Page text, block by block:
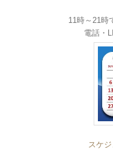
11時～21時
電話・
スケ